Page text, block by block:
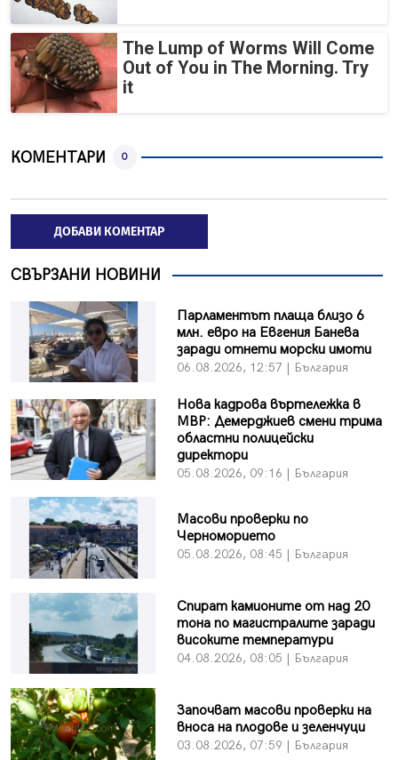
The Lump of Worms Will Come
Out of You in The Morning. Try
it
КОМЕНТАРИ 0
ДОБАВИ КОМЕНТАР
СВЪРЗАНИ НОВИНИ
Парламентът плаща близо 6
млн. евро на Евгения Банева
заради отнети морски имоти
06.08.2026, 12:57 | България
Нова кадрова въртележка в
МВР: Демерджиев смени трима
областни полицейски
директори
05.08.2026, 09:16 | България
Масови проверки по
Черноморието
05.08.2026, 08:45 | България
Спират камионите от над 20
тона по магистралите заради
високите температури
04.08.2026, 08:05 | България
Започват масови проверки на
вноса на плодове и зеленчуци
03.08.2026, 07:59 | България